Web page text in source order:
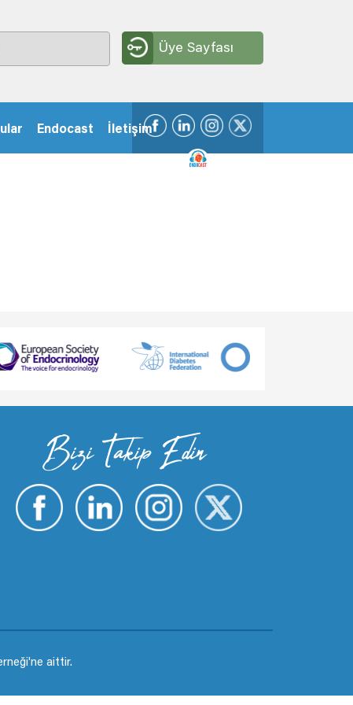
Üye Sayfası
Endocast İletişim
Bizi Takip Edin
aittir.